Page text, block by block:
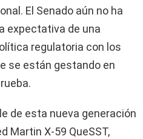
El Senado aún no ha
expectativa de una
regulatoria con los
se están gestando en
de esta nueva generación
Martin X‑59 QueSST,